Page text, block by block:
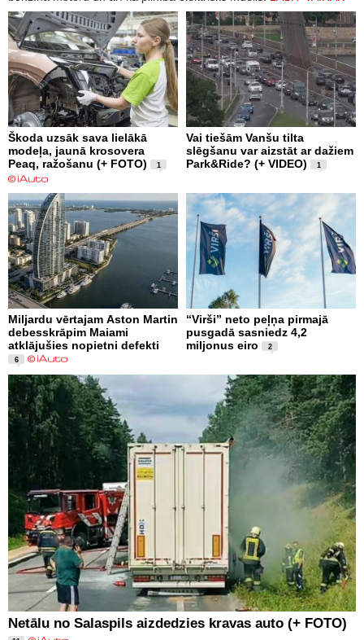
Škoda uzsāk sava lielākā
modeļa, jaunā krosovera
Peaq, ražošanu (+ FOTO)
1
Vai tiešām Vanšu tilta
slēgšanu var aizstāt ar dažiem
Park&Ride? (+ VIDEO)
1
Miljardu vērtajam Aston Martin
debesskrāpim Maiami
atklājušies nopietni defekti
6
“Virši” neto peļņa pirmajā
pusgadā sasniedz 4,2
miljonus eiro
2
Netālu no Salaspils aizdedzies kravas auto (+ FOTO)